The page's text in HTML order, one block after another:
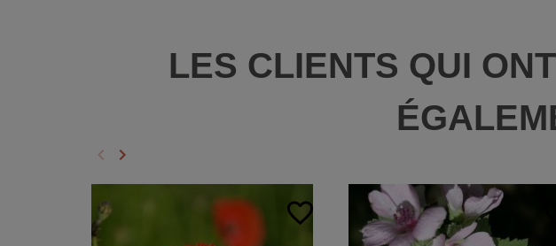
LES CLIENTS QUI
Précédent
keyboard_arrow_left Suivant
keyboard_arrow_right
favorite_border